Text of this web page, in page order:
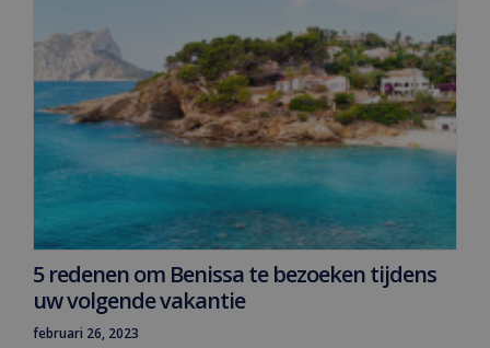
5 redenen om Benissa te bezoeken tijdens
uw volgende vakantie
februari 26, 2023